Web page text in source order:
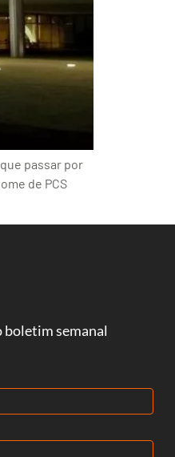
passar por
de PCS
boletim semanal